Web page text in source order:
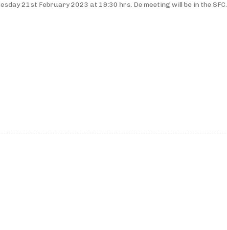
21st February 2023 at 19:30 hrs. De meeting will be in the SFC.